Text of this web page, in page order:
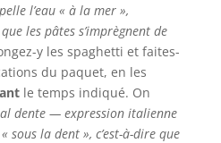
l’eau « à la mer »,
les pâtes s’imprègnent de
y les spaghetti et faites-
du paquet, en les
le temps indiqué. On
al dente — expression italienne
la dent », c’est-à-dire que